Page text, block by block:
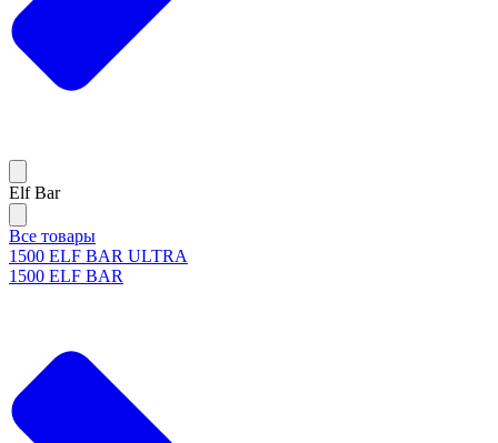
Elf Bar
Все товары
1500 ELF BAR ULTRA
1500 ELF BAR